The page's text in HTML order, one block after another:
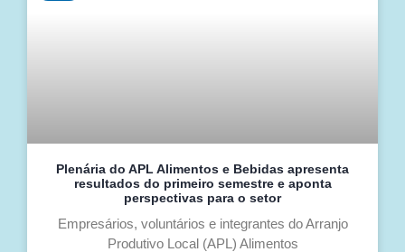
Plenária do APL Alimentos e Bebidas apresenta
resultados do primeiro semestre e aponta
perspectivas para o setor
Empresários, voluntários e integrantes do Arranjo
Produtivo Local (APL) Alimentos